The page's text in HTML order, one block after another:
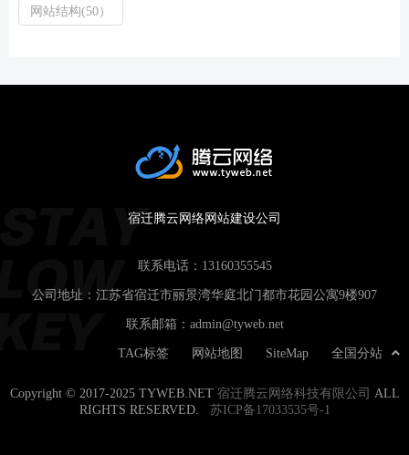
网站结构(50）
宿迁腾云网络网站建设公司
联系电话： 13160355545
公司地址：江苏省宿迁市丽景湾华庭北门都市花园公寓9楼907
联系邮箱： admin@tyweb.net
全国分站
SiteMap
网站地图
TAG标签
Copyright © 2017-2025 TYWEB.NET 宿迁腾云网络科技有限公司
ALL
RIGHTS RESERVED. 苏ICP备17033535号-1